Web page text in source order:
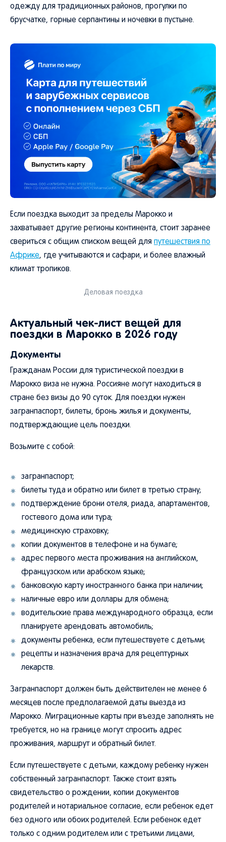
брусчатке, горные серпантины и ночевки в пустыне.
захватывает другие регионы континента, стоит заранее
свериться с общим списком вещей дляпутешествия по
Африке, где учитываются и сафари, и более влажный
климат тропиков.
поездки в Марокко в 2026 году
Гражданам России для туристической поездки в
Марокко виза не нужна. Россияне могут находиться в
стране без визы до 90 суток. Для поездки нужен
загранпаспорт, билеты, бронь жилья и документы,
подтверждающие цель поездки.
билеты туда и обратно или билет в третью страну;
подтверждение брони отеля, риада, апартаментов,
гостевого дома или тура;
медицинскую страховку;
копии документов в телефоне и на бумаге;
адрес первого места проживания на английском,
французском или арабском языке;
банковскую карту иностранного банка при наличии;
наличные евро или доллары для обмена;
водительские права международного образца, если
планируете арендовать автомобиль;
документы ребенка, если путешествуете с детьми;
рецепты и назначения врача для рецептурных
лекарств.
месяцев после предполагаемой даты выезда из
Марокко. Миграционные карты при въезде заполнять не
требуется, но на границе могут спросить адрес
проживания, маршрут и обратный билет.
собственный загранпаспорт. Также стоит взять
свидетельство о рождении, копии документов
родителей и нотариальное согласие, если ребенок едет
без одного или обоих родителей. Если ребенок едет
только с одним родителем или с третьими лицами,
документы лучше подготовить особенно внимательно.